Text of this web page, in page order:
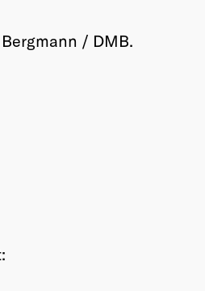
/ DMB.